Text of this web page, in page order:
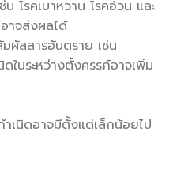
โรคเบาหวาน โรคอ้วน และ
าจส่งผลได้
ผัสสารอันตราย เช่น
ในระหว่างตั้งครรภ์อาจเพิ่ม
เนิดอาจมีตั้งแต่เล็กน้อยไป